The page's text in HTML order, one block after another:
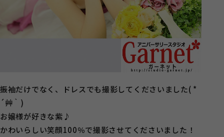
振袖だけでなく、ドレスでも撮影してくださいました( *
´艸｀)
お嬢様が好きな紫♪
かわいらしい笑顔100％で撮影させてくださいました！